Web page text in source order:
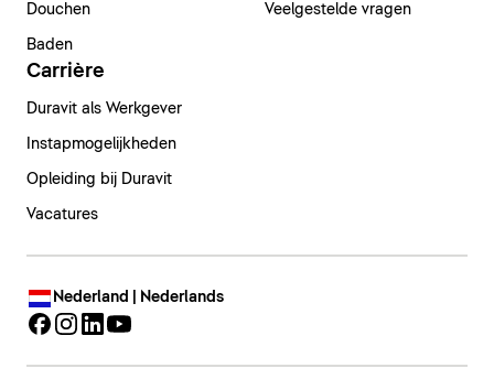
Douchen
Baden
Veelgestelde vragen
Carrière
Duravit als Werkgever
Instapmogelijkheden
Opleiding bij Duravit
Vacatures
Nederland | Nederlands